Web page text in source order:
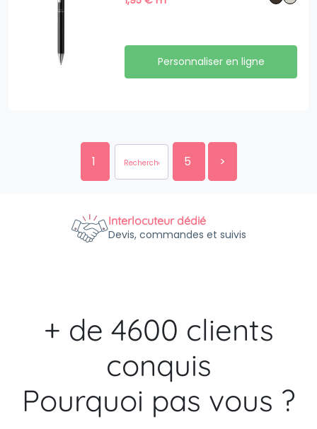
Personnaliser en ligne
1 5 >
Interlocuteur dédié
Devis, commandes et suivis
+ de 4600 clients
conquis
Pourquoi pas vous ?